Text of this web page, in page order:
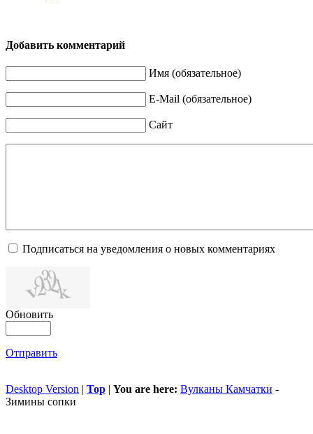
Добавить комментарий
Имя (обязательное)
E-Mail (обязательное)
Сайт
Подписаться на уведомления о новых комментариях
Обновить
Отправить
Desktop Version | Top | You are here: Вулканы Камчатки -
Зимины сопки